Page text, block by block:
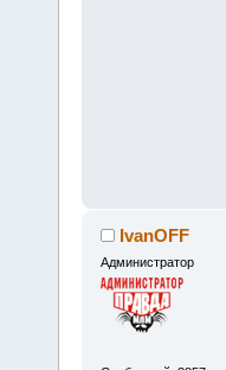
IvanOFF
Администратор